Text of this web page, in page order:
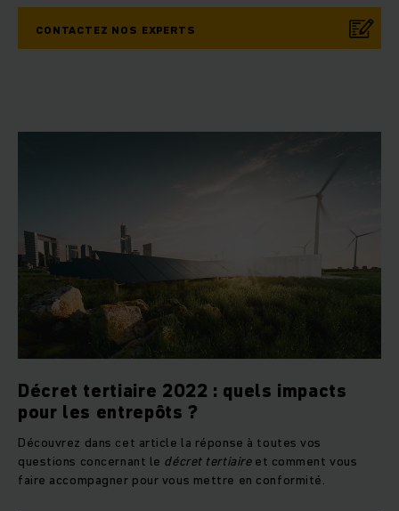
CONTACTEZ NOS EXPERTS
Décret tertiaire 2022 : quels impacts
pour les entrepôts ?
Découvrez dans cet article la réponse à toutes vos
questions concernant le décret tertiaireet comment vous
faire accompagner pour vous mettre en conformité.